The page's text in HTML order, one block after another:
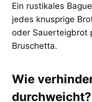
Ein rustikales
jedes knusprige
oder Sauerteigbrot
Bruschetta.
Wie
durchweicht?